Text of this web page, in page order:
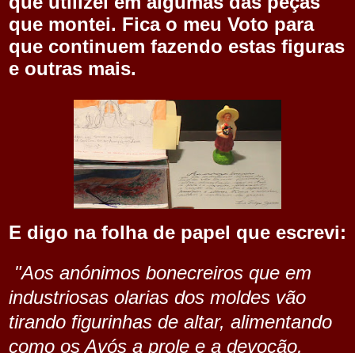
que montei. Fica o meu Voto para
que continuem fazendo estas figuras
e outras mais.
E digo na folha de papel que escrevi:
"Aos anónimos bonecreiros que em
industriosas olarias dos moldes vão
tirando figurinhas de altar, alimentando
como os Avós a prole e a devoção,